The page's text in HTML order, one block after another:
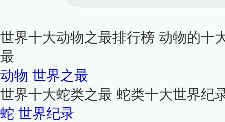
世界十大动物之最排行榜 动物的十
最
动物 世界之最
世界十大蛇类之最 蛇类十大世界纪
蛇 世界纪录